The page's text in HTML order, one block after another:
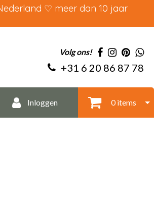
♡ meer dan 10 jaar
Volg ons!
+31 6 20 86 87 78
Inloggen 0 items